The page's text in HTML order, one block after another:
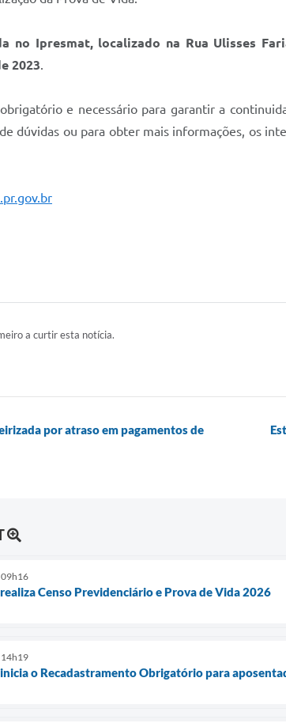
no Ipresmat, localizado na Rua Ulisses
2023.
e necessário para garantir a
dúvidas ou para obter mais informações, os
a curtir esta notícia.
por atraso em pagamentos de
09h16
realiza Censo Previdenciário e Prova de Vida 2026
14h19
inicia o Recadastramento Obrigatório para